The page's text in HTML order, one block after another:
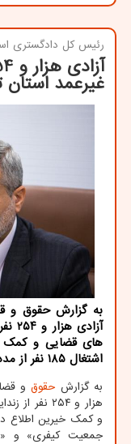
رئیس كل دادگستری
غیرعمد استان
به گزارش حقوق و
های قضایی و کمک
اشتغال ۱۸۵ نفر از مددجویان بعد از آزادی از زندان برقرار شد.
به گزارش حقوقو قضا
هزار و ۲۵۴
و کمک خیرین اطلاع
جمعیت کیفری» و